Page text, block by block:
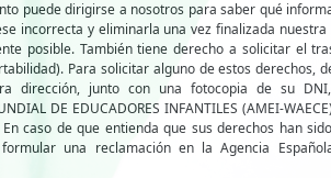
puede dirigirse a nosotros para saber qué
incorrecta y eliminarla una vez finalizada
posible. También tiene derecho a solicitar el
Para solicitar alguno de estos derechos,
dirección, junto con una fotocopia de su
DE EDUCADORES INFANTILES (AMEI-
En caso de que entienda que sus derechos han
una reclamación en la Agencia